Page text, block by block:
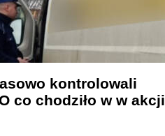
kontrolowali
co chodziło w w akcji